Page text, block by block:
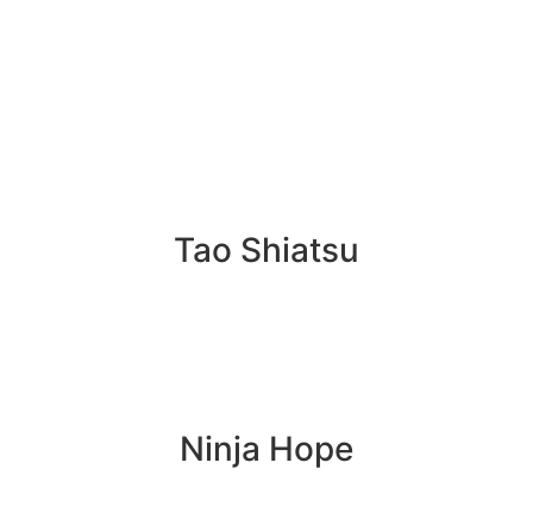
Tao Shiatsu
Ninja Hope